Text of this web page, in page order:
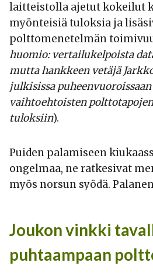
laitteistolla ajetut kokeilut
myönteisiä tuloksia ja
polttomenetelmän
huomio: vertailukelpoista
mutta hankkeen vetäjä
julkisissa
vaihtoehtoisten
tuloksiin).
Puiden palamiseen
ongelmaa, ne ratkesivat
myös norsun syödä.
Joukon vinkki
puhtaampaan